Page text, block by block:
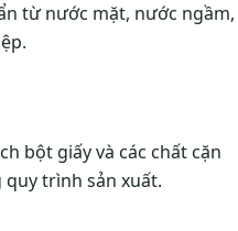
từ nước mặt, nước ngầm,
bột giấy và các chất cặn
trình sản xuất.